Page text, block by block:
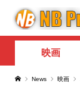
映画
News 映画